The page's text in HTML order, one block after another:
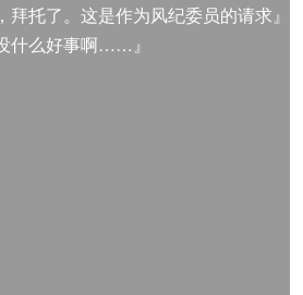
拜托了。这是作为风纪委员的请求』
什么好事啊……』